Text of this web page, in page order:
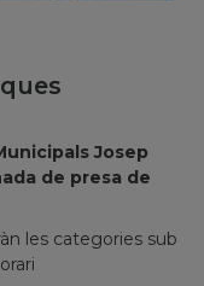
Josep
de presa de
les categories sub